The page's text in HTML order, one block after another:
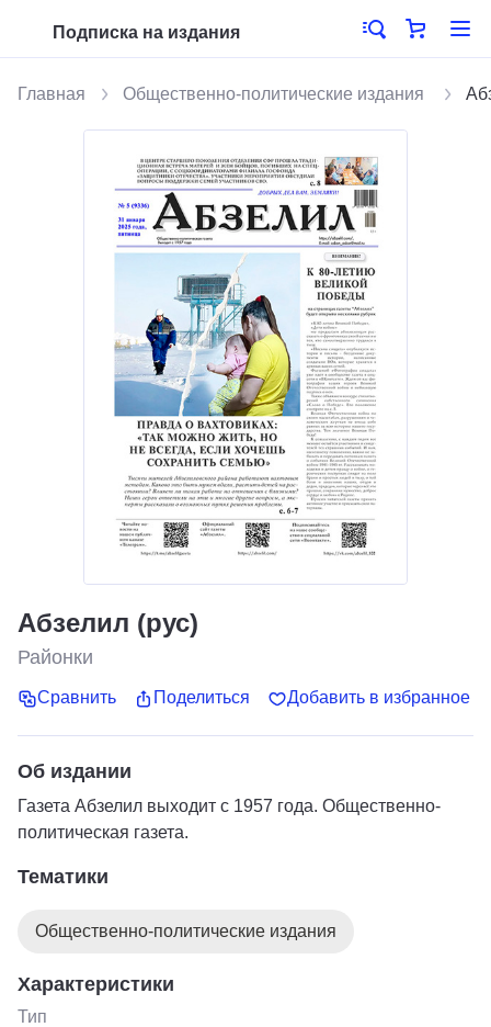
Подписка на издания
Главная Общественно-политические издания
Абзелил (рус)
Районки
Сравнить Поделиться Добавить в избранное
Об издании
Газета Абзелил выходит с 1957 года. Общественно-
политическая газета.
Тематики
Общественно-политические издания
Характеристики
Тип